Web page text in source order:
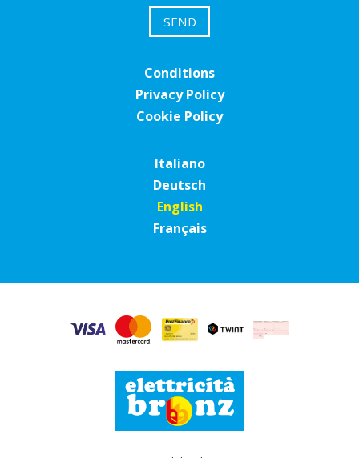
Conditions
Privacy Policy
Cookie Policy
Italiano
Deutsch
English
Français